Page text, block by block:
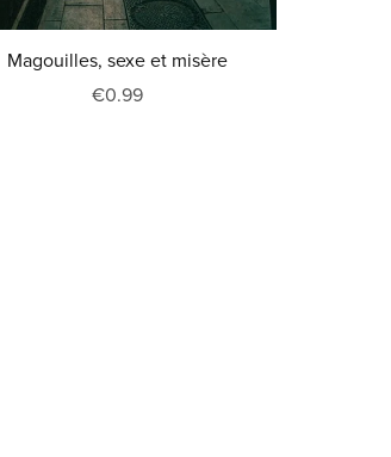
Magouilles, sexe et misère
€0.99